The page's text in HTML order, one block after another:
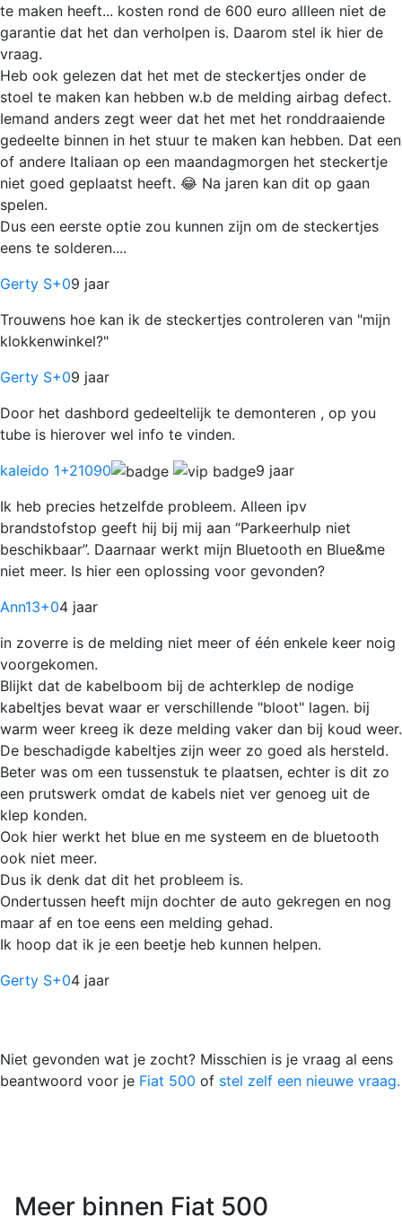
te maken heeft... kosten rond de 600 euro allleen niet de
garantie dat het dan verholpen is. Daarom stel ik hier de
vraag.
Heb ook gelezen dat het met de steckertjes onder de
stoel te maken kan hebben w.b de melding airbag defect.
Iemand anders zegt weer dat het met het ronddraaiende
gedeelte binnen in het stuur te maken kan hebben. Dat een
of andere Italiaan op een maandagmorgen het steckertje
niet goed geplaatst heeft. 😂 Na jaren kan dit op gaan
spelen.
Dus een eerste optie zou kunnen zijn om de steckertjes
eens te solderen....
Gerty S+09 jaar
Trouwens hoe kan ik de steckertjes controleren van "mijn
klokkenwinkel?"
Gerty S+09 jaar
Door het dashbord gedeeltelijk te demonteren , op you
tube is hierover wel info te vinden.
kaleido 1+21090
9 jaar
Ik heb precies hetzelfde probleem. Alleen ipv
brandstofstop geeft hij bij mij aan “Parkeerhulp niet
beschikbaar”. Daarnaar werkt mijn Bluetooth en Blue&me
niet meer. Is hier een oplossing voor gevonden?
Ann13+04 jaar
in zoverre is de melding niet meer of één enkele keer noig
voorgekomen.
Blijkt dat de kabelboom bij de achterklep de nodige
kabeltjes bevat waar er verschillende "bloot" lagen. bij
warm weer kreeg ik deze melding vaker dan bij koud weer.
De beschadigde kabeltjes zijn weer zo goed als hersteld.
Beter was om een tussenstuk te plaatsen, echter is dit zo
een prutswerk omdat de kabels niet ver genoeg uit de
klep konden.
Ook hier werkt het blue en me systeem en de bluetooth
ook niet meer.
Dus ik denk dat dit het probleem is.
Ondertussen heeft mijn dochter de auto gekregen en nog
maar af en toe eens een melding gehad.
Ik hoop dat ik je een beetje heb kunnen helpen.
Gerty S+04 jaar
Niet gevonden wat je zocht? Misschien is je vraag al eens
beantwoord voor je Fiat 500 of stel zelf een nieuwe vraag.
Meer binnen Fiat 500